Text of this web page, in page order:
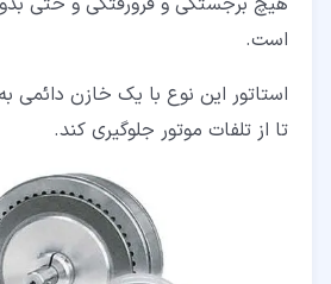
است.
استاتور این نوع با یک خازن دائمی
تا از تلفات موتور جلوگیری کند.